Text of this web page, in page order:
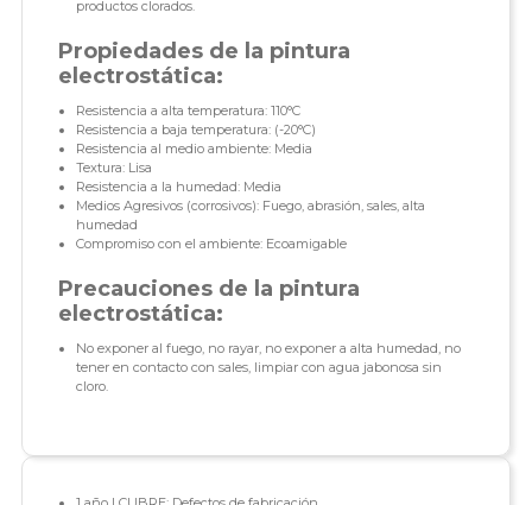
productos clorados.
Propiedades de la pintura
electrostática:
Resistencia a alta temperatura: 110°C
Resistencia a baja temperatura: (-20°C)
Resistencia al medio ambiente: Media
Textura: Lisa
Resistencia a la humedad: Media
Medios Agresivos (corrosivos): Fuego, abrasión, sales, alta
humedad
Compromiso con el ambiente: Ecoamigable
Precauciones de la pintura
electrostática:
No exponer al fuego, no rayar, no exponer a alta humedad, no
tener en contacto con sales, limpiar con agua jabonosa sin
cloro.